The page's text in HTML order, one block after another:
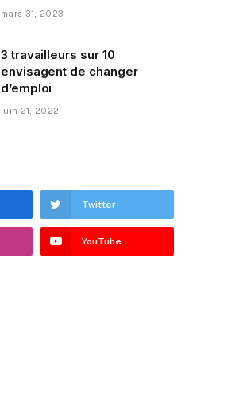
mars 31, 2023
3 travailleurs sur 10
envisagent de changer
d’emploi
juin 21, 2022
Twitter
YouTube